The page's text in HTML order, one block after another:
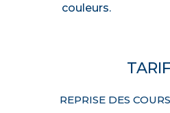
couleurs.
REPRISE DES